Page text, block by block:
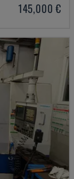
145,000 €